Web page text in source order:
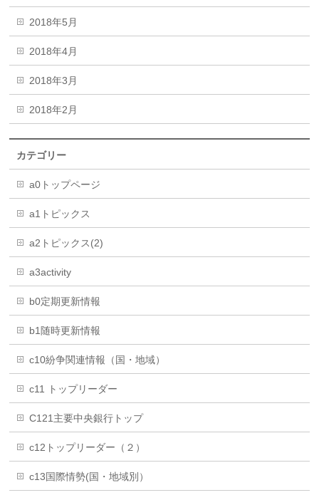
2018年5月
2018年4月
2018年3月
2018年2月
カテゴリー
a0トップページ
a1トピックス
a2トピックス(2)
a3activity
b0定期更新情報
b1随時更新情報
c10紛争関連情報（国・地域）
c11 トップリーダー
C121主要中央銀行トップ
c12トップリーダー（２）
c13国際情勢(国・地域別）